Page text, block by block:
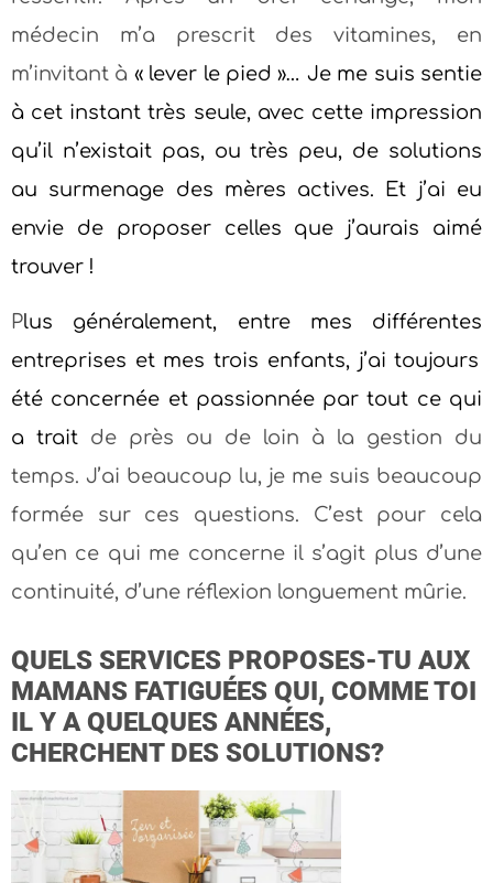
médecin m’a prescrit des vitamines, en
m’invitant à « lever le pied »… Je me suis sentie
à cet instant très seule, avec cette impression
qu’il n’existait pas, ou très peu, de solutions
au surmenage des mères actives. Et j’ai eu
envie de proposer celles que j’aurais aimé
trouver !
Plus généralement, entre mes différentes
entreprises et mes trois enfants, j’ai toujours
été concernée et passionnée par tout ce qui
a trait de près ou de loin à la gestion du
temps. J’ai beaucoup lu, je me suis beaucoup
formée sur ces questions. C’est pour cela
qu’en ce qui me concerne il s’agit plus d’une
continuité, d’une réflexion longuement mûrie.
QUELS SERVICES PROPOSES-TU AUX
MAMANS FATIGUÉES QUI, COMME TOI
IL Y A QUELQUES ANNÉES,
CHERCHENT DES SOLUTIONS?